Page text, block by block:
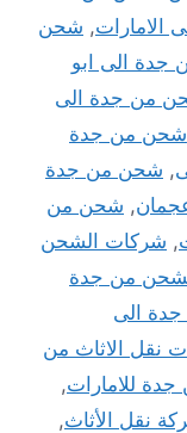
الامارات, شحن
الى ابو
من جدة الى
شحن من جدة
, شحن من جدة
, شحن من
, شركات الشحن
من جدة
الى
نقل الاثاث من
للامارات,
نقل الأثاث,